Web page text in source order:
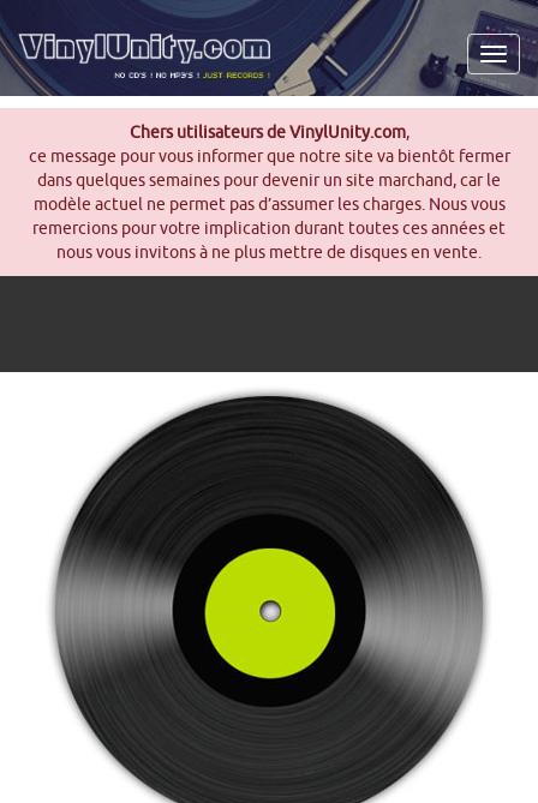
Chers utilisateurs de VinylUnity.com,
ce message pour vous informer que notre site va bientôt fermer
dans quelques semaines pour devenir un site marchand, car le
modèle actuel ne permet pas d’assumer les charges. Nous vous
remercions pour votre implication durant toutes ces années et
nous vous invitons à ne plus mettre de disques en vente.